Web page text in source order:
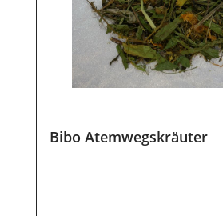
Bibo Atemwegskräuter